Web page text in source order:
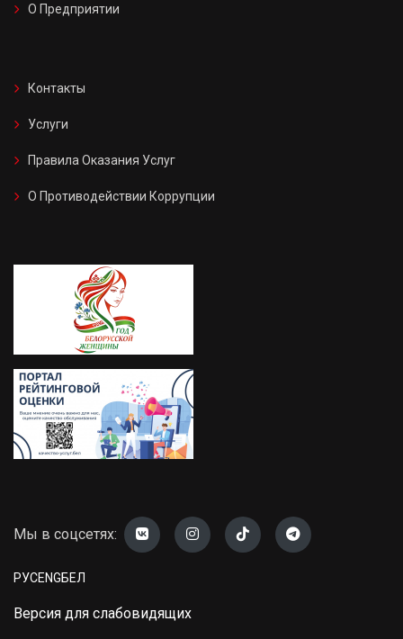
О Предприятии
Контакты
Услуги
Правила Оказания Услуг
О Противодействии Коррупции
Мы в соцсетях:
РУСENGБЕЛ
Версия для слабовидящих